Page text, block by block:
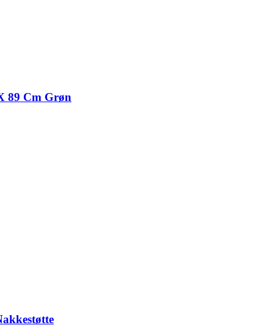
89 Cm Grøn